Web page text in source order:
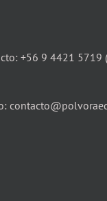
+56 9 4421 5719